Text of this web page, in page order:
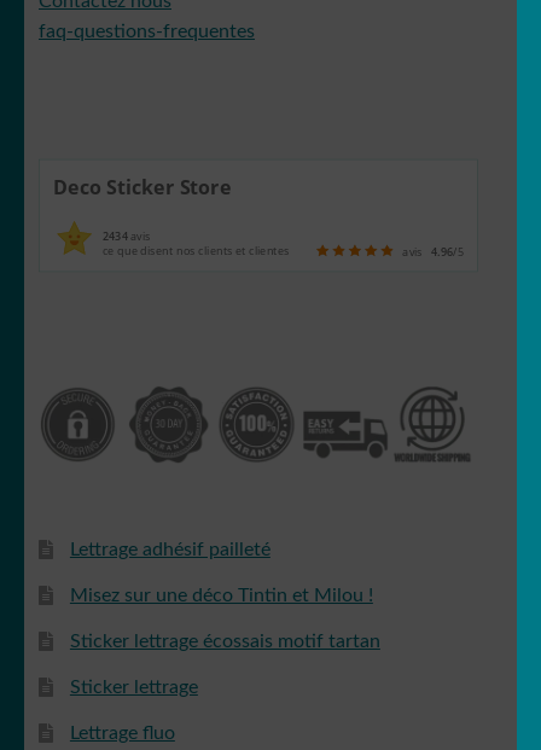
faq-questions-frequentes
Deco Sticker Store
2434avis
ce que disent nos clients et clientes avis 4.96/5
Lettrage adhésif pailleté
Misez sur une déco Tintin et Milou !
Sticker lettrage écossais motif tartan
Sticker lettrage
Lettrage fluo